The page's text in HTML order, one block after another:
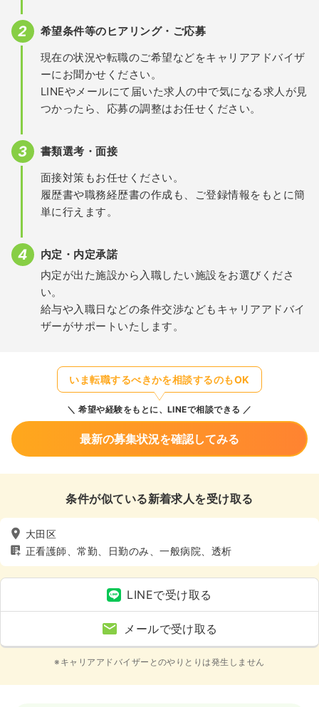
希望条件等のヒアリング・ご応募
現在の状況や転職のご希望などをキャリアアドバイザ
ーにお聞かせください。
LINEやメールにて届いた求人の中で気になる求人が見
つかったら、応募の調整はお任せください。
書類選考・面接
面接対策もお任せください。
履歴書や職務経歴書の作成も、ご登録情報をもとに簡
単に行えます。
内定・内定承諾
内定が出た施設から入職したい施設をお選びくださ
い。
給与や入職日などの条件交渉などもキャリアアドバイ
ザーがサポートいたします。
いま転職するべきかを相談するのもOK
希望や経験をもとに、LINEで相談できる
最新の募集状況を確認してみる
条件が似ている新着求人を受け取る
大田区
正看護師、常勤、日勤のみ、一般病院、透析
LINEで受け取る
メールで受け取る
※キャリアアドバイザーとのやりとりは発生しません